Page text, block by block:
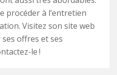
procéder à l’entretien
Visitez son site web
offres et ses
le !